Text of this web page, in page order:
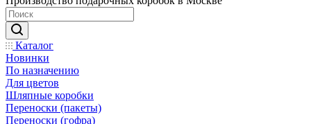
Каталог
Новинки
По назначению
Для цветов
Шляпные коробки
Переноски (пакеты)
Переноски (гофра)